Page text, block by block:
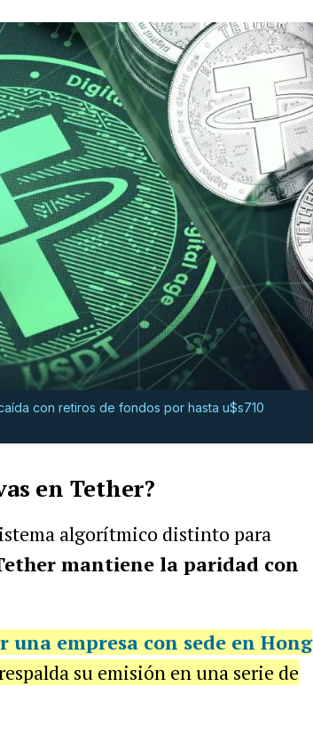
con retiros de fondos por hasta u$s710
en Tether?
algorítmico distinto para
mantiene la paridad con
empresa con sede en Hong
su emisión en una serie de